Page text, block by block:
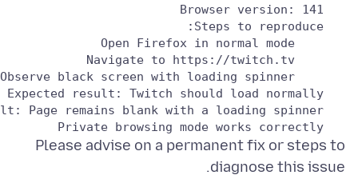
Please advise on a permanent fix or steps to
diagnose this issue.